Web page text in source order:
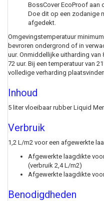
BossCover EcoProof aan
Doe dit op een zodanige
afgedekt.
Omgevingstemperatuur
bevroren ondergrond of in
uur. Onmiddellijke uitharding
72 uur. Bij een temperatuur van
volledige verharding
Inhoud
5 liter vloeibaar rubber Liquid
Verbruik
1,2 L/m2 voor een afgewerkte
Afgewerkte laagdikte
(verbruik 2,4 L/m2)
Afgewerkte laagdikte
Benodigdheden